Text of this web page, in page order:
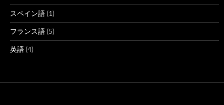
スペイン語 (1)
フランス語 (5)
英語 (4)